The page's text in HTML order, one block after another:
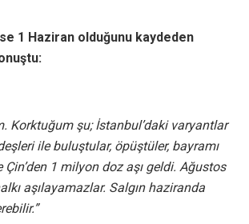
1 Haziran olduğunu kaydeden
Korktuğum şu; İstanbul’daki varyantlar
ile buluştular, öpüştüler, bayramı
Çin’den 1 milyon doz aşı geldi. Ağustos
aşılayamazlar. Salgın haziranda